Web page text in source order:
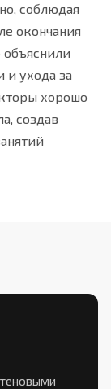
соблюдая
окончания
объяснили
и ухода за
хорошо
создав